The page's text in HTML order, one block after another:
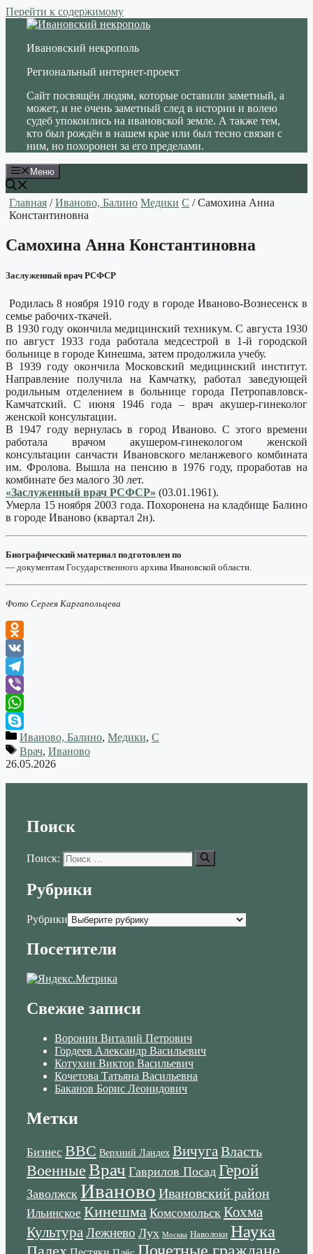
Перейти к содержимому
Ивановский некрополь
Региональный интернет-проект
Сайт посвящён людям, которые оставили заметный, а
может, и не очень заметный след в истории и волею
судеб упокоились на ивановской земле. А также тем,
кто был рождён в нашем крае или был тесно связан с
ним, но похоронен за его пределами.
Меню
Главная /Иваново, Балино Медики С / Самохина Анна
Константиновна
Самохина Анна Константиновна
Заслуженный врач РСФСР
Родилась 8 ноября 1910 году в городе Иваново-Вознесенск в
семье рабочих-ткачей.
В 1930 году окончила медицинский техникум. С августа 1930
по август 1933 года работала медсестрой в 1-й городской
больнице в городе Кинешма, затем продолжила учебу.
В 1939 году окончила Московский медицинский институт.
Направление получила на Камчатку, работал заведующей
родильным отделением в больнице города Петропавловск-
Камчатский. С июня 1946 года – врач акушер-гинеколог
женской консультации.
В 1947 году вернулась в город Иваново. С этого времени
работала врачом акушером-гинекологом женской
консультации санчасти Ивановского меланжевого комбината
им. Фролова. Вышла на пенсию в 1976 году, проработав на
комбинате без малого 30 лет.
«Заслуженный врач РСФСР» (03.01.1961).
Умерла 15 ноября 2003 года. Похоронена на кладбище Балино
в городе Иваново (квартал 2н).
Биографический материал подготовлен по
— документам Государственного архива Ивановской области.
Фото Сергея Каргапольцева
Odnoklassniki
VK
Telegram
Viber
WhatsApp
SkypeИваново, Балино, Медики, С
Врач, Иваново
26.05.2026
Поиск
Поиск:
Рубрики
Рубрики
Посетители
Свежие записи
Воронин Виталий Петрович
Гордеев Александр Васильевич
Котухин Виктор Васильевич
Кочетова Татьяна Васильевна
Баканов Борис Леонидович
Метки
Бизнес ВВС Верхний Ландех ВичугаВласть
Военные Врач Гаврилов Посад Герой
Заволжск Иваново Ивановский район
Ильинское Кинешма Комсомольск Кохма
Культура Лежнево Лух Москва Наволоки Наука